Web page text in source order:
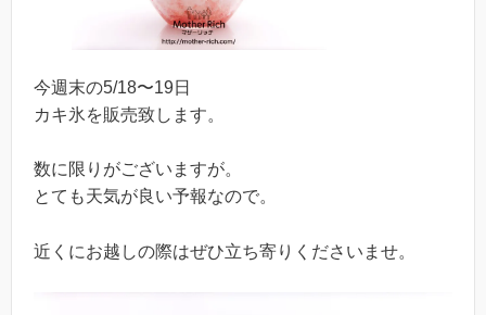
今週末の5/18〜19日
カキ氷を販売致します。
数に限りがございますが。
とても天気が良い予報なので。
近くにお越しの際はぜひ立ち寄りくださいませ。